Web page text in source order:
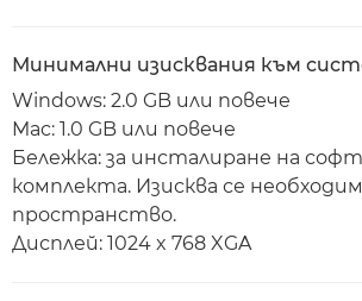
Минимални изисквания към
Windows: 2.0 GB или повече
Mac: 1.0 GB или повече
Бележка: за инсталиране на
комплекта. Изисква се
пространство.
Дисплей: 1024 x 768 XGA